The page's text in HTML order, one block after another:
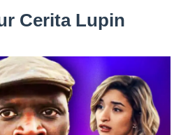
Cerita Lupin